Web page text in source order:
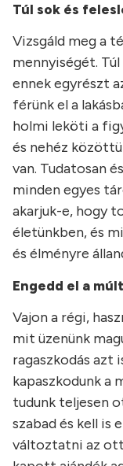
Túl sok és
Vizsgáld meg a
mennyiségét.
ennek egyrészt
férünk el a
holmi leköti a
és nehéz
van. Tudatosan
minden egyes
akarjuk-e, hogy
életünkben, és
és élményre
Engedd el a
Vajon a régi,
mit üzenünk
ragaszkodás azt
kapaszkodunk a
tudunk teljesen
szabad és kell is
változtatni az